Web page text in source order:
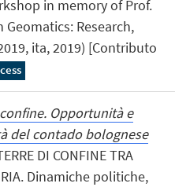
in memory of Prof.
Geomatics: Research,
ita, 2019) [Contributo
Opportunità e
del contado bolognese
DI CONFINE TRA
Dinamiche politiche,